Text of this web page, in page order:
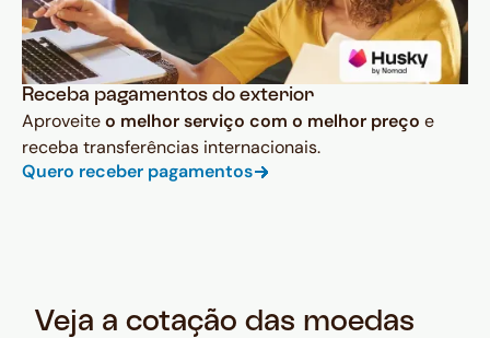
Receba pagamentos do exterior
Aproveiteo melhor serviço com o melhor preço e
receba transferências internacionais.
Quero receber pagamentos
Veja a cotação das moedas